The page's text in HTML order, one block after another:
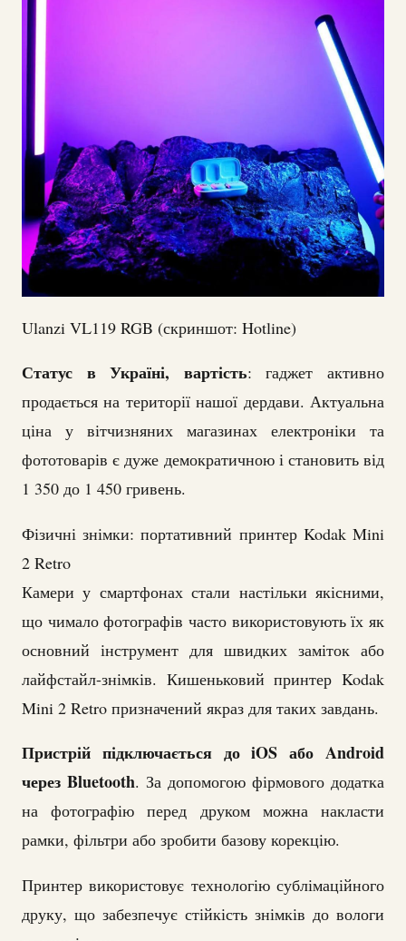
Ulanzi VL119 RGB (скриншот: Hotline)
Статус в Україні, вартість: гаджет активно
продається на території нашої дердави. Актуальна
ціна у вітчизняних магазинах електроніки та
фототоварів є дуже демократичною і становить від
1 350 до 1 450 гривень.
Фізичні знімки: портативний принтер Kodak Mini
2 Retro
Камери у смартфонах стали настільки якісними,
що чимало фотографів часто використовують їх як
основний інструмент для швидких заміток або
лайфстайл-знімків. Кишеньковий принтер Kodak
Mini 2 Retro призначений якраз для таких завдань.
Пристрій підключається до iOS або Android
через Bluetooth. За допомогою фірмового додатка
на фотографію перед друком можна накласти
рамки, фільтри або зробити базову корекцію.
Принтер використовує технологію сублімаційного
друку, що забезпечує стійкість знімків до вологи